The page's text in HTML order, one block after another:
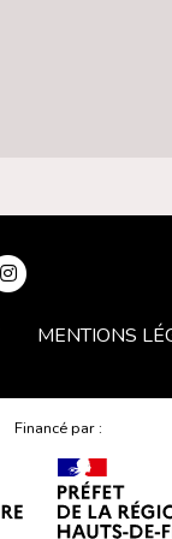
MENTIONS
Financé par :